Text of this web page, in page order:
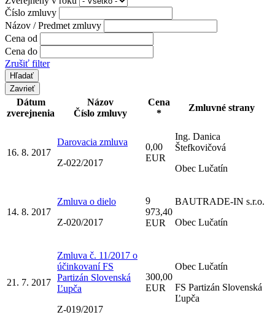
Číslo zmluvy
Názov / Predmet zmluvy
Cena od
Cena do
Zrušiť filter
Zavrieť
Dátum
zverejnenia
Názov
Číslo zmluvy
Cena
*
Zmluvné strany
16. 8. 2017
Darovacia zmluva
Z-022/2017
0,00
EUR
Ing. Danica
Štefkovičová
Obec Lučatín
14. 8. 2017
Zmluva o dielo
Z-020/2017
9
973,40
EUR
BAUTRADE-IN s.r.o.
Obec Lučatín
21. 7. 2017
Zmluva č. 11/2017 o
účinkovaní FS
Partizán Slovenská
Ľupča
Z-019/2017
300,00
EUR
Obec Lučatín
FS Partizán Slovenská
Ľupča